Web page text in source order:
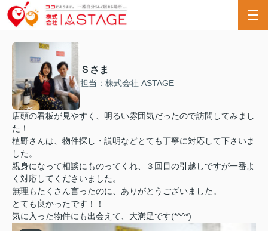
Ｓさま
担当：株式会社 ASTAGE
店頭の看板が見やすく、明るい雰囲気だったので訪問してみまし
た！
植野さんは、物件探し・説明などとても丁寧に対応して下さいま
した。
親身になって相談にものってくれ、３回目の引越しですが一番よ
く対応してくださいました。
無理もたくさん言ったのに、ありがとうございました。
とても良かったです！！
気に入った物件にも出会えて、大満足です(*^^*)